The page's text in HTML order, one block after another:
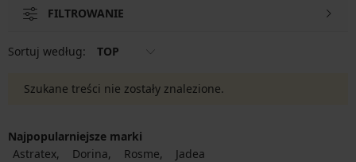
FILTROWANIE
Sortuj według: TOP
Szukane treści nie zostały znalezione.
Najpopularniejsze marki
Astratex
Dorina Rosme Jadea